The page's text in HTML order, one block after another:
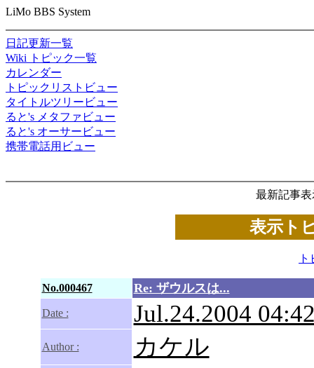
LiMo BBS System
日記更新一覧
Wiki トピック一覧
カレンダー
トピックリストビュー
タイトルツリービュー
ると's メタファビュー
ると's オーサービュー
携帯電話用ビュー
最新記事
表示ト
No.000467 Re: ザウルスは...
Date : Jul.24.2004
Author : カケル